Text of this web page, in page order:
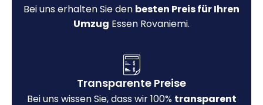
Bei uns erhalten Sie den besten Preis für Ihren
Umzug Essen Rovaniemi.
Transparente Preise
Bei uns wissen Sie, dass wir 100% transparent